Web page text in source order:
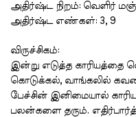
அதிர்ஷ்ட நிறம்: வெளிர்
அதிர்ஷ்ட எண்கள்: 3, 9
விருச்சிகம்:
இன்று எடுத்த காரியத்தை
கொடுக்கல், வாங்கலில்
பேச்சின் இனிமையால்
பலன்களை தரும்.